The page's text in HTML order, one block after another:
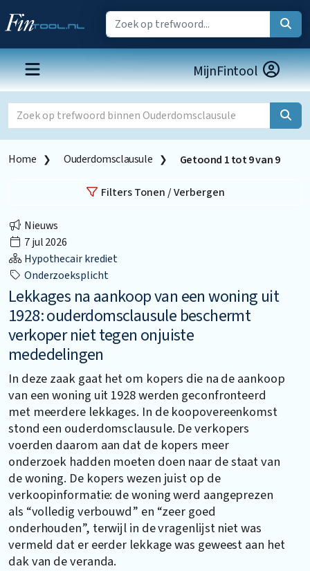
MijnFintool
Home Ouderdomsclausule Getoond 1tot9van9
Filters Tonen / Verbergen
Nieuws
7 jul 2026
Hypothecair krediet
Onderzoeksplicht
Lekkages na aankoop van een woning uit
1928: ouderdomsclausule beschermt
verkoper niet tegen onjuiste
mededelingen
In deze zaak gaat het om kopers die na de aankoop
van een woning uit 1928 werden geconfronteerd
met meerdere lekkages. In de koopovereenkomst
stond een ouderdomsclausule. De verkopers
voerden daarom aan dat de kopers meer
onderzoek hadden moeten doen naar de staat van
de woning. De kopers wezen juist op de
verkoopinformatie: de woning werd aangeprezen
als “volledig verbouwd” en “zeer goed
onderhouden”, terwijl in de vragenlijst niet was
vermeld dat er eerder lekkage was geweest aan het
dak van de veranda.